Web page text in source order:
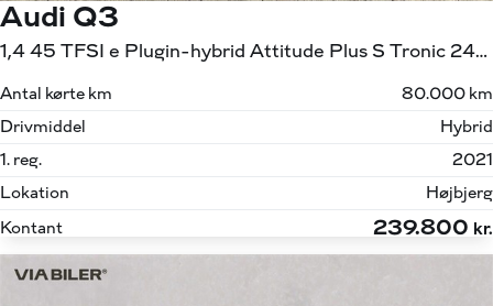
Audi Q3
1,4 45 TFSI e Plugin-hybrid Attitude Plus S Tronic 245HK 5d 6g Aut.
Antal kørte km
80.000 km
Drivmiddel
Hybrid
1. reg.
2021
Lokation
Højbjerg
Kontant
239.800 kr.